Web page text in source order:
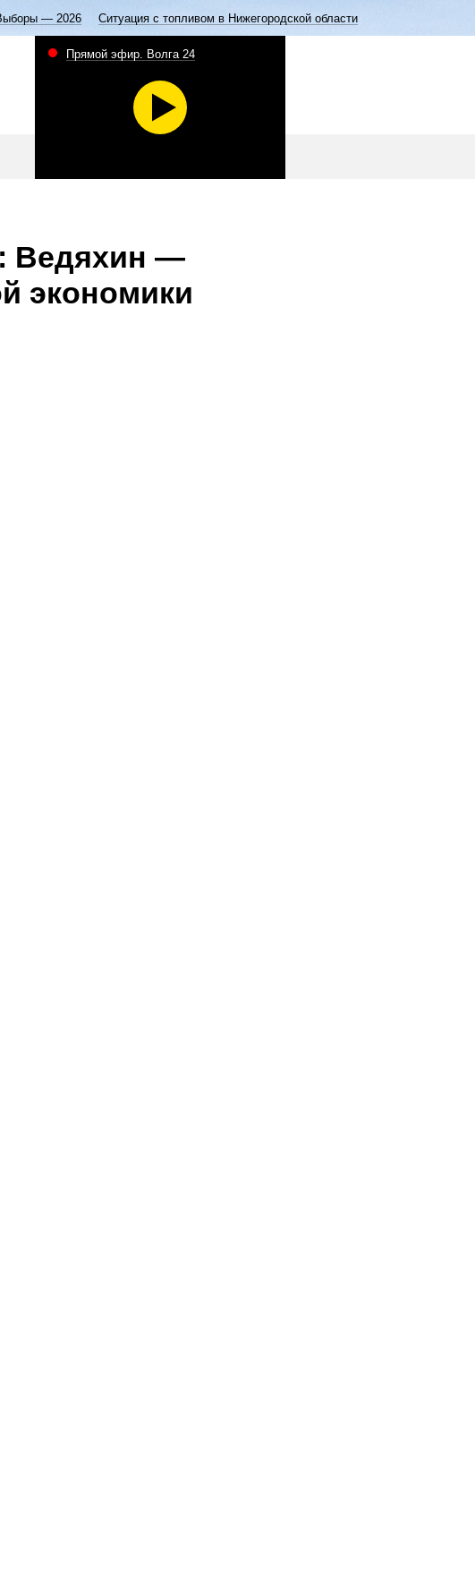
— 2026 Ситуация с топливом в Нижегородской области
Прямой эфир. Волга 24
Ведяхин —
экономики